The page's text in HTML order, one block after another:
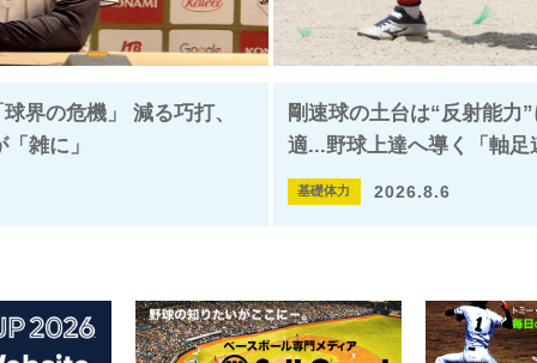
界の危機」 減る巧打、
雑に」
剛速球の土台は“反射能力
適...野球上達へ導く「軸足
基礎体力 2026.8.6